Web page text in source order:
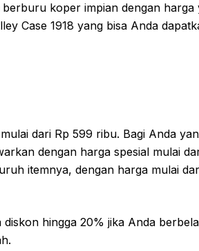
koper impian dengan harga
Case 1918 yang bisa Anda
dari Rp 599 ribu. Bagi Anda
dengan harga spesial mulai
itemnya, dengan harga mulai
hingga 20% jika Anda